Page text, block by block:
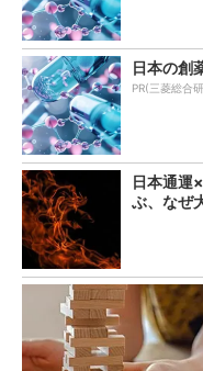
日本の創
PR(三菱総合
日本通運
ぶ、なぜ